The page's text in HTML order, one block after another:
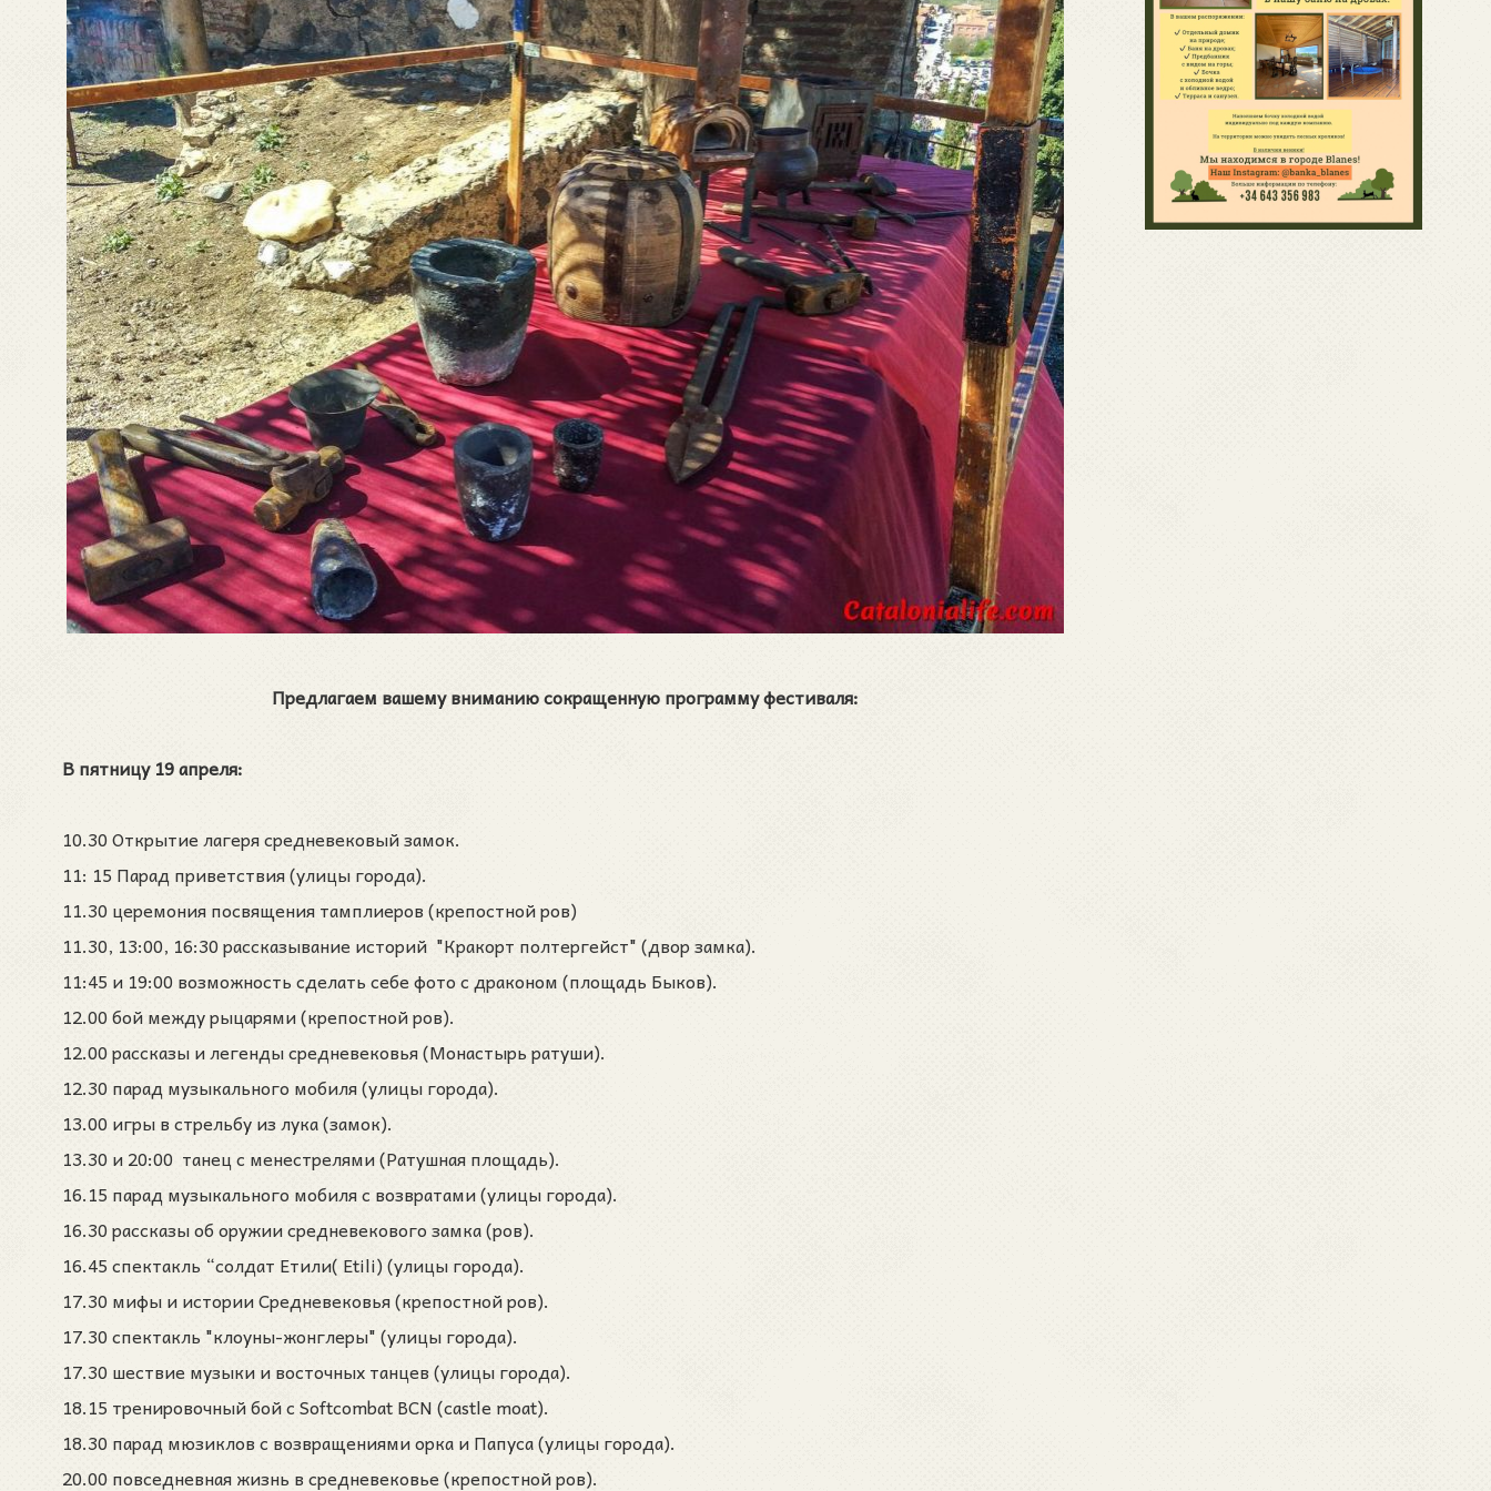
Предлагаем вашему вниманию сокращенную программу фестиваля:
В пятницу 19 апреля:
10.30 Открытие лагеря средневековый замок.
11: 15 Парад приветствия (улицы города).
11.30 церемония посвящения тамплиеров (крепостной ров)
11.30, 13:00, 16:30 рассказывание историй "Кракорт полтергейст" (двор замка).
11:45 и 19:00 возможность сделать себе фото с драконом (площадь Быков).
12.00 бой между рыцарями (крепостной ров).
12.00 рассказы и легенды средневековья (Монастырь ратуши).
12.30 парад музыкального мобиля (улицы города).
13.00 игры в стрельбу из лука (замок).
13.30 и 20:00 танец с менестрелями (Ратушная площадь).
16.15 парад музыкального мобиля с возвратами (улицы города).
16.30 рассказы об оружии средневекового замка (ров).
16.45 спектакль “солдат Етили( Etili) (улицы города).
17.30 мифы и истории Средневековья (крепостной ров).
17.30 спектакль "клоуны-жонглеры" (улицы города).
17.30 шествие музыки и восточных танцев (улицы города).
18.15 тренировочный бой с Softcombat BCN (castle moat).
18.30 парад мюзиклов с возвращениями орка и Папуса (улицы города).
20.00 повседневная жизнь в средневековье (крепостной ров).